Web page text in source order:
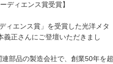
ィエンス賞受賞】
エンス賞」を受賞した光洋メタ
正さんにご登壇いただきまし
部品の製造会社で、創業50年を超